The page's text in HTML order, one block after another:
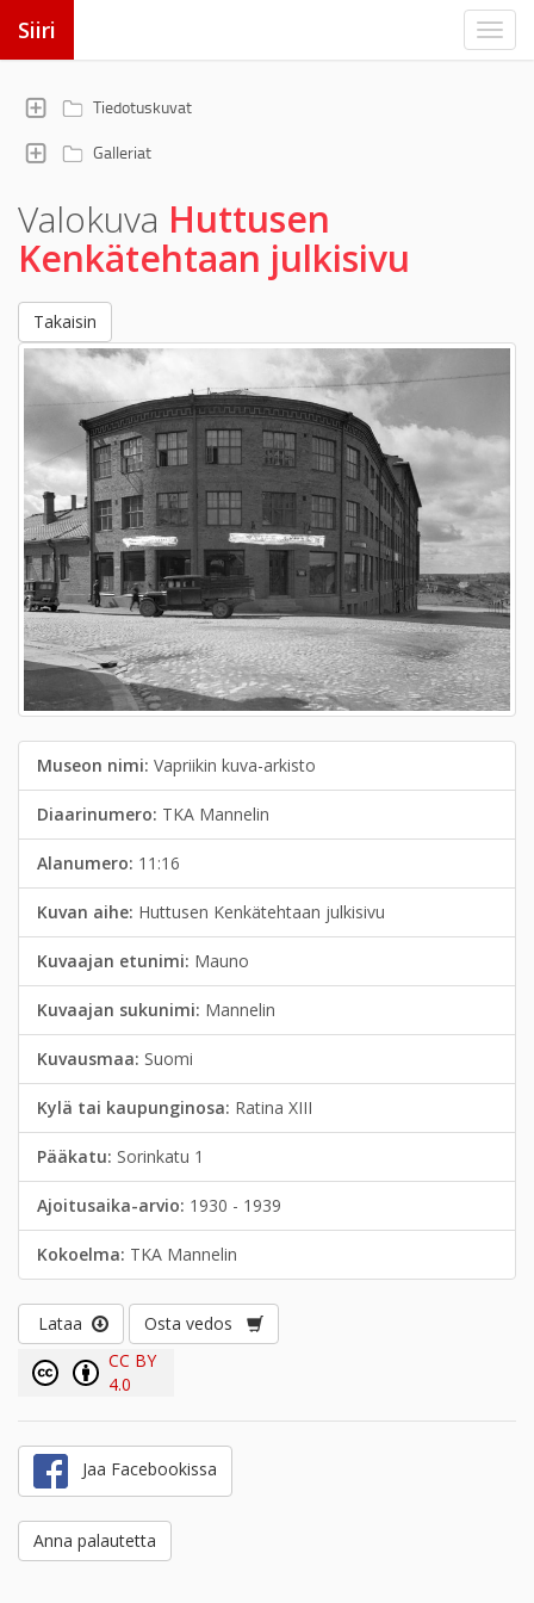
Siiri
Tiedotuskuvat
Galleriat
Valokuva Huttusen
Kenkätehtaan julkisivu
Takaisin
Museon nimi: Vapriikin kuva-arkisto
Diaarinumero: TKA Mannelin
Alanumero: 11:16
Kuvan aihe: Huttusen Kenkätehtaan julkisivu
Kuvaajan etunimi: Mauno
Kuvaajan sukunimi: Mannelin
Kuvausmaa: Suomi
Kylä tai kaupunginosa: Ratina XIII
Pääkatu: Sorinkatu 1
Ajoitusaika-arvio: 1930 - 1939
Kokoelma: TKA Mannelin
Lataa
Osta vedos
CC BY
4.0
Jaa Facebookissa
Anna palautetta